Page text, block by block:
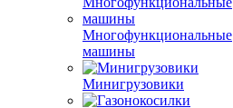
Многофункциональные
машины
Минигрузовики